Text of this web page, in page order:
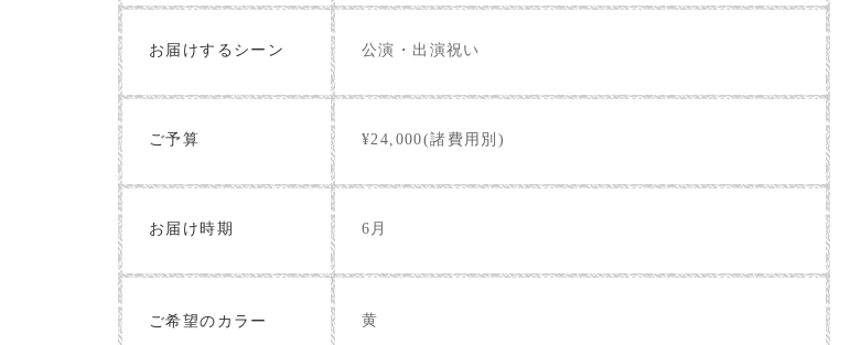
お届けするシーン 公演・出演祝い
ご予算 ¥24,000(諸費用別)
お届け時期 6月
ご希望のカラー 黄